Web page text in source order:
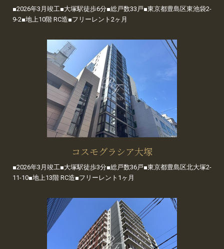
■2026年3月竣工■大塚駅徒歩6分■総戸数33戸■東京都豊島区東池袋2-
9-2■地上10階 RC造■フリーレント2ヶ月
コスモグラシア大塚
■2026年3月竣工■大塚駅徒歩3分■総戸数36戸■東京都豊島区北大塚2-
11-10■地上13階 RC造■フリーレント1ヶ月